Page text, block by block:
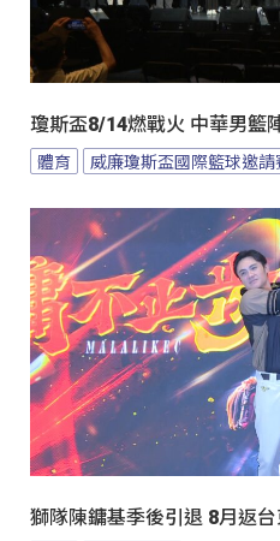
瓊斯盃8/14燃戰火 中華男籃
體育 威廉瓊斯盃國際籃球邀請
獅隊陳鏞基季後引退 8月返